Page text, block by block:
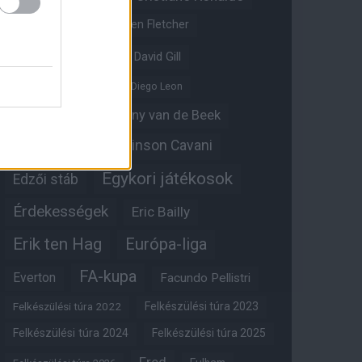
Darren Fletcher
David Gill
Diego Leon
Donny van de Beek
Edinson Cavani
Edzői stáb Egykori játékosok
Érdekességek Eric Bailly
Erik ten Hag Európa-liga
Everton FA-kupa Facundo Pellistri
Felkészülési túra 2022 Felkészülési túra 2023
Felkészülési túra 2024 Felkészülési túra 2025